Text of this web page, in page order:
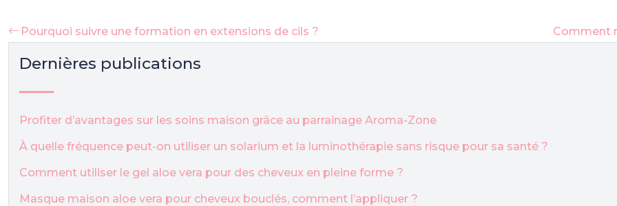
Pourquoi suivre une formation en extensions de cils ? Comment
Dernières publications
Profiter d’avantages sur les soins maison grâce au parrainage Aroma-Zone
À quelle fréquence peut-on utiliser un solarium et la luminothérapie sans risque pour sa santé ?
Comment utiliser le gel aloe vera pour des cheveux en pleine forme ?
Masque maison aloe vera pour cheveux bouclés, comment l’appliquer ?